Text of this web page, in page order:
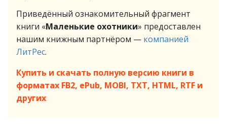
Приведённый ознакомительный фрагмент
книги «Маленькие охотники» предоставлен
нашим книжным партнёром — компанией
ЛитРес.
Купить и скачать полную версию книги в
форматах FB2, ePub, MOBI, TXT, HTML, RTF и
других